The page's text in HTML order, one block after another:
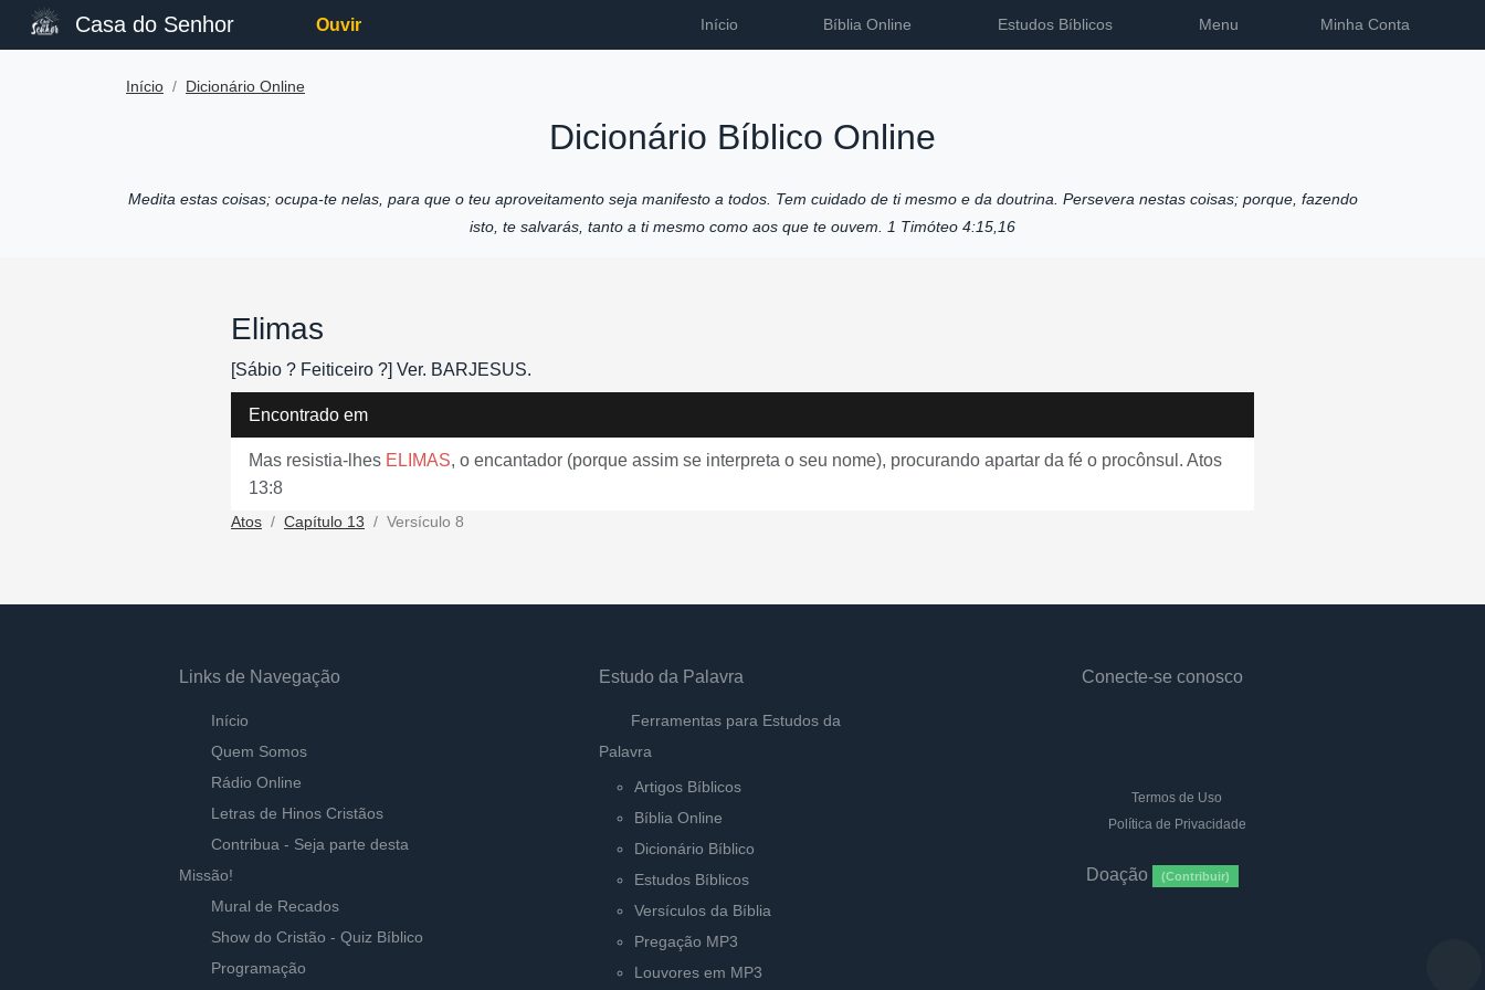
Casa do Senhor Ouvir Início Bíblia Online Estudos Bíblicos Menu Minha Conta
Início Dicionário Online
Dicionário Bíblico Online
Medita estas coisas; ocupa-te nelas, para que o teu aproveitamento seja manifesto a todos. Tem cuidado de ti mesmo e da doutrina. Persevera nestas coisas; porque, fazendo
isto, te salvarás, tanto a ti mesmo como aos que te ouvem. 1 Timóteo 4:15,16
Elimas
[Sábio ? Feiticeiro ?] Ver. BARJESUS.
Encontrado em
Mas resistia-lhes ELIMAS, o encantador (porque assim se interpreta o seu nome), procurando apartar da fé o procônsul. Atos
13:8
Atos Capítulo 13 Versículo 8
Links de Navegação
Início
Quem Somos
Rádio Online
Letras de Hinos Cristãos
Contribua - Seja parte desta
Missão!
Mural de Recados
Show do Cristão - Quiz Bíblico
Programação
Estudo da Palavra
Ferramentas para Estudos da
Palavra
Artigos Bíblicos
Bíblia Online
Dicionário Bíblico
Estudos Bíblicos
Versículos da Bíblia
Pregação MP3
Louvores em MP3
Conecte-se conosco
Termos de Uso
Política de Privacidade
Doação (Contribuir)